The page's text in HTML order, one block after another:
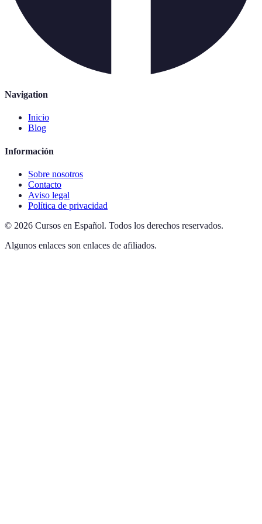
Navigation
Inicio
Blog
Información
Sobre nosotros
Contacto
Aviso legal
Política de privacidad
© 2026 Cursos en Español. Todos los derechos reservados.
Algunos enlaces son enlaces de afiliados.